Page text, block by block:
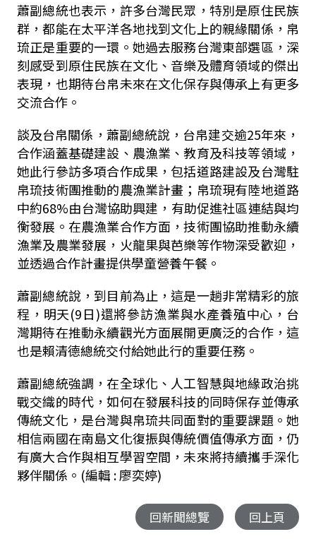
蕭副總統也表示，許多台灣民眾，特別是原住民族
群，都能在太平洋各地找到文化上的親緣關係，帛
琉正是重要的一環。她過去服務台灣東部選區，深
刻感受到原住民族在文化、音樂及體育領域的傑出
表現，也期待台帛未來在文化保存與傳承上有更多
交流合作。
談及台帛關係，蕭副總統說，台帛建交逾25年來，
合作涵蓋基礎建設、農漁業、教育及科技等領域，
她此行參訪多項合作成果，包括道路建設及台灣駐
帛琉技術團推動的農漁業計畫；帛琉現有陸地道路
中約68%由台灣協助興建，有助促進社區連結與均
衡發展。在農漁業合作方面，技術團協助推動永續
漁業及農業發展，火龍果與芭樂等作物深受歡迎，
並透過合作計畫提供學童營養午餐。
蕭副總統說，到目前為止，這是一趟非常精彩的旅
程，明天(9日)還將參訪漁業與水產養殖中心，台
灣期待在推動永續觀光方面展開更廣泛的合作，這
也是賴清德總統交付給她此行的重要任務。
蕭副總統強調，在全球化、人工智慧與地緣政治挑
戰交織的時代，如何在發展科技的同時保存並傳承
傳統文化，是台灣與帛琉共同面對的重要課題。她
相信兩國在南島文化復振與傳統價值傳承方面，仍
有廣大合作與相互學習空間，未來將持續攜手深化
夥伴關係。 (編輯 : 廖奕婷)
回新聞總覽 回上頁